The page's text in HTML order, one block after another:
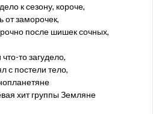
к сезону, короче,
от заморочек,
после шишек сочных,
то загудело,
с постели тело,
хит группы Земляне